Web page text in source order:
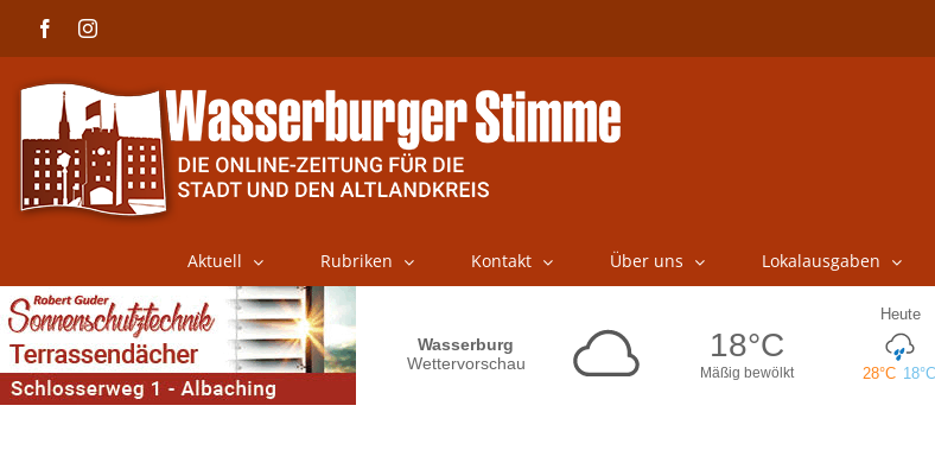
FacebookInstagram
Aktuell Rubriken Kontakt Über uns Lokalausgaben